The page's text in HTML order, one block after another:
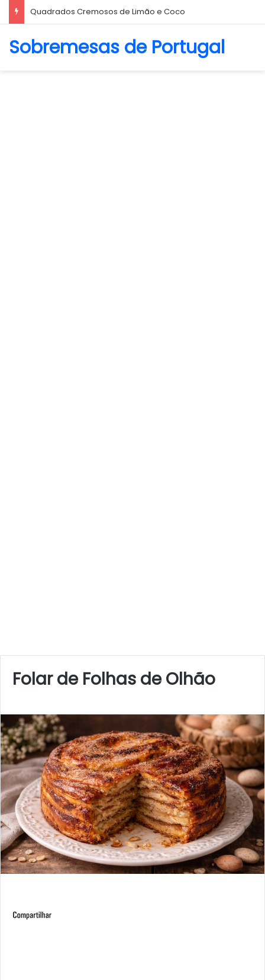
Biscoito Amanteigado
Sobremesas de Portugal
Folar de Folhas de Olhão